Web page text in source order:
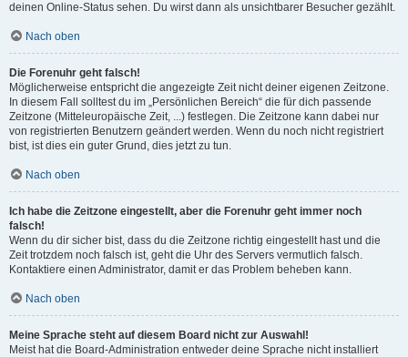
deinen Online-Status sehen. Du wirst dann als unsichtbarer Besucher gezählt.
Nach oben
Die Forenuhr geht falsch!
Möglicherweise entspricht die angezeigte Zeit nicht deiner eigenen Zeitzone.
In diesem Fall solltest du im „Persönlichen Bereich“ die für dich passende
Zeitzone (Mitteleuropäische Zeit, ...) festlegen. Die Zeitzone kann dabei nur
von registrierten Benutzern geändert werden. Wenn du noch nicht registriert
bist, ist dies ein guter Grund, dies jetzt zu tun.
Nach oben
Ich habe die Zeitzone eingestellt, aber die Forenuhr geht immer noch
falsch!
Wenn du dir sicher bist, dass du die Zeitzone richtig eingestellt hast und die
Zeit trotzdem noch falsch ist, geht die Uhr des Servers vermutlich falsch.
Kontaktiere einen Administrator, damit er das Problem beheben kann.
Nach oben
Meine Sprache steht auf diesem Board nicht zur Auswahl!
Meist hat die Board-Administration entweder deine Sprache nicht installiert